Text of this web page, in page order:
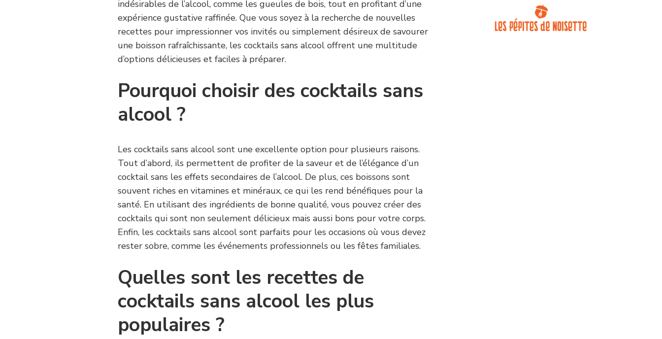
indésirables de l’alcool, comme les gueules de bois, tout en profitant d’une
expérience gustative raffinée. Que vous soyez à la recherche de nouvelles
recettes pour impressionner vos invités ou simplement désireux de savourer
une boisson rafraîchissante, les cocktails sans alcool offrent une multitude
d’options délicieuses et faciles à préparer.
Pourquoi choisir des cocktails sans
alcool ?
Les cocktails sans alcool sont une excellente option pour plusieurs raisons.
Tout d’abord, ils permettent de profiter de la saveur et de l’élégance d’un
cocktail sans les effets secondaires de l’alcool. De plus, ces boissons sont
souvent riches en vitamines et minéraux, ce qui les rend bénéfiques pour la
santé. En utilisant des ingrédients de bonne qualité, vous pouvez créer des
cocktails qui sont non seulement délicieux mais aussi bons pour votre corps.
Enfin, les cocktails sans alcool sont parfaits pour les occasions où vous devez
rester sobre, comme les événements professionnels ou les fêtes familiales.
Quelles sont les recettes de
cocktails sans alcool les plus
populaires ?